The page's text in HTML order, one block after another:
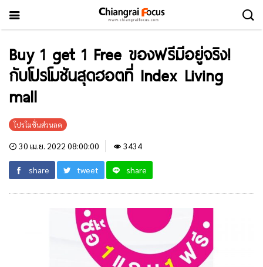
Buy 1 get 1 Free ของฟรีมีอยู่จริง!
กับโปรโมชันสุดฮอตที่ Index Living
mall
โปรโมชั่นส่วนลด
30 เม.ย. 2022 08:00:00 3434
share tweet share